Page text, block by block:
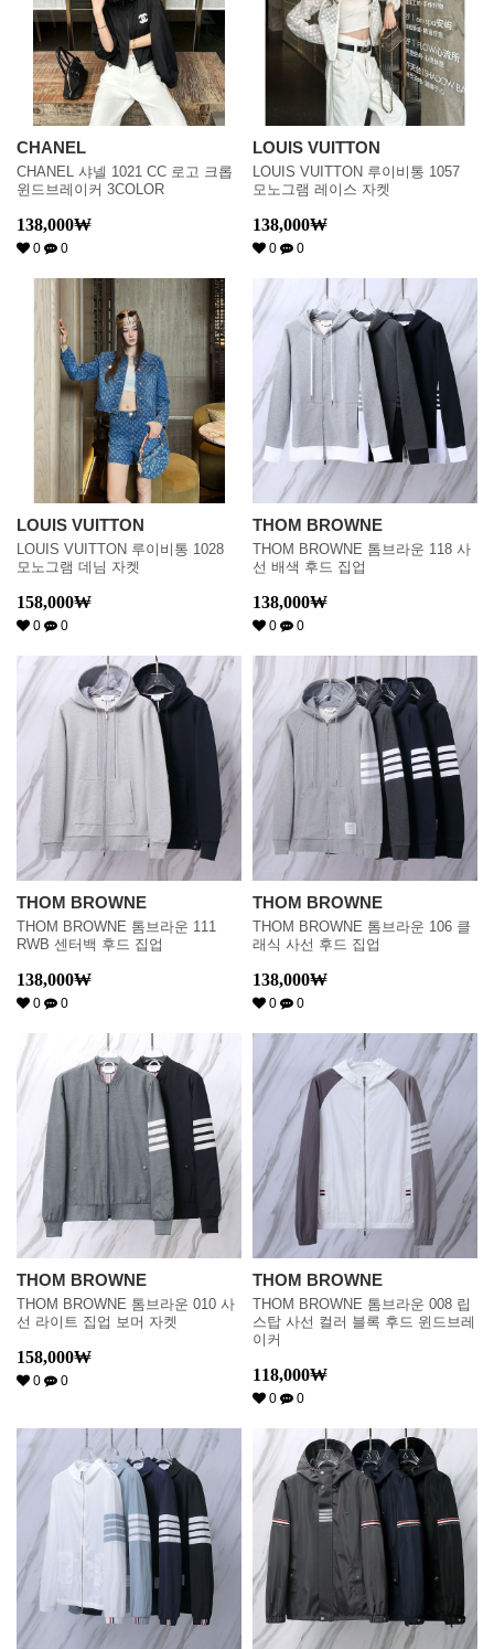
CHANEL
CHANEL 샤넬 1021 CC 로고 크롭
윈드브레이커 3COLOR
138,000₩
0 0
LOUIS VUITTON
LOUIS VUITTON 루이비통 1057
모노그램 레이스 자켓
138,000₩
0 0
LOUIS VUITTON
LOUIS VUITTON 루이비통 1028
모노그램 데님 자켓
158,000₩
0 0
THOM BROWNE
THOM BROWNE 톰브라운 118 사
선 배색 후드 집업
138,000₩
0 0
THOM BROWNE
THOM BROWNE 톰브라운 111
RWB 센터백 후드 집업
138,000₩
0 0
THOM BROWNE
THOM BROWNE 톰브라운 106 클
래식 사선 후드 집업
138,000₩
0 0
THOM BROWNE
THOM BROWNE 톰브라운 010 사
선 라이트 집업 보머 자켓
158,000₩
0 0
THOM BROWNE
THOM BROWNE 톰브라운 008 립
스탑 사선 컬러 블록 후드 윈드브레
이커
118,000₩
0 0